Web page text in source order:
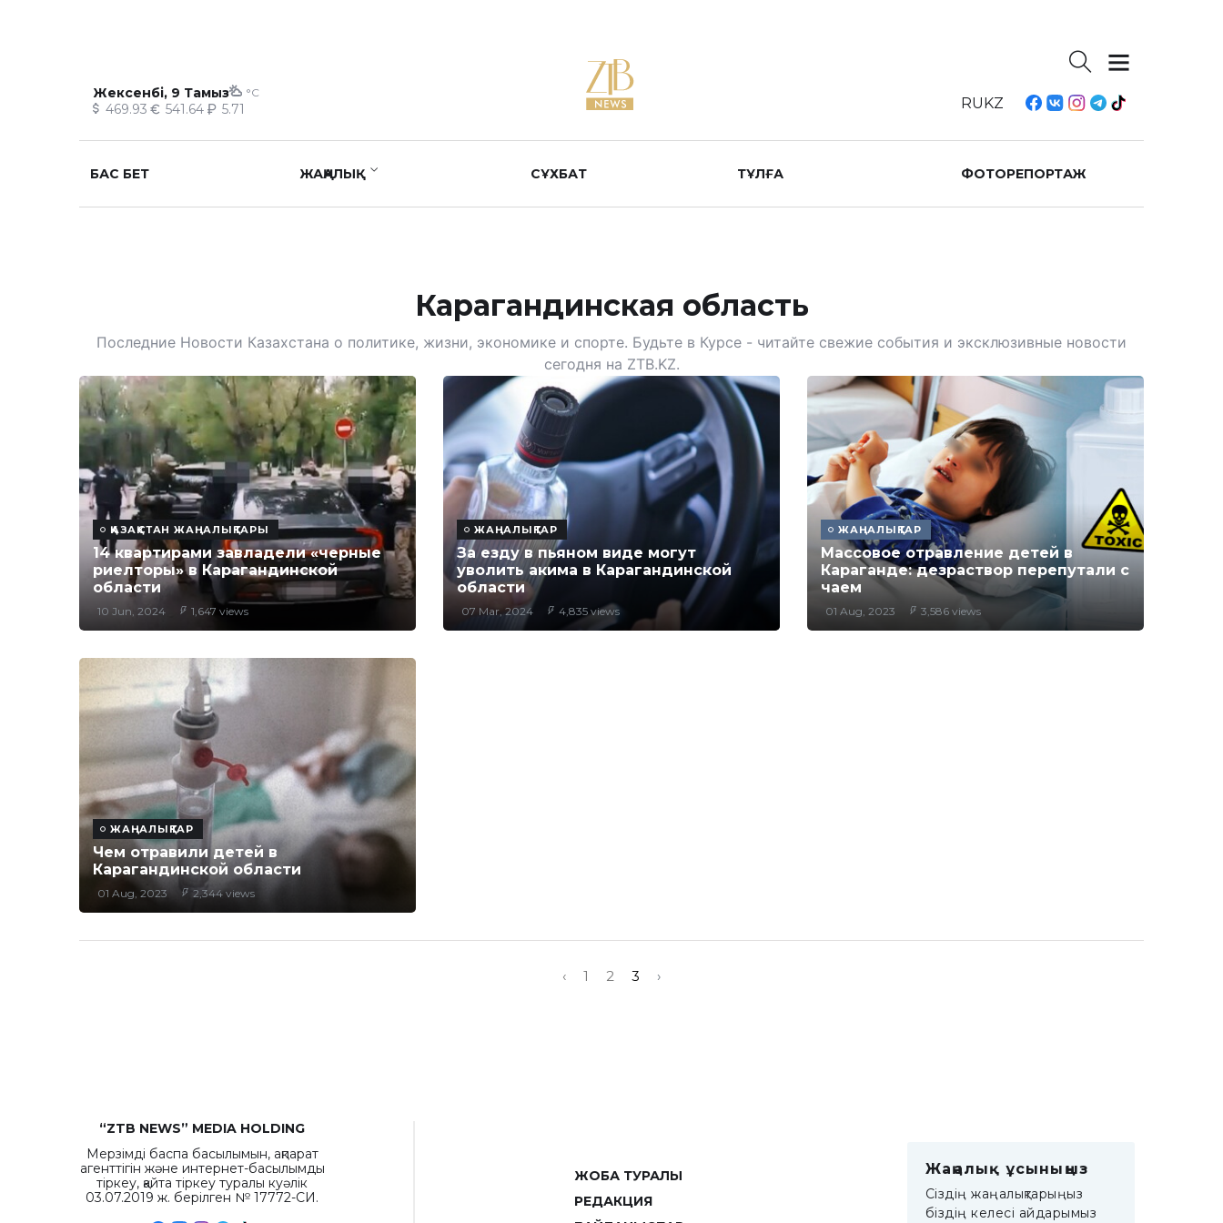
Жексенбі, 9 Тамыз °C
469.93 541.64 5.71 RUKZ
БАС БЕТ ЖАҢАЛЫҚ СҰХБАТ ТҰЛҒА ФОТОРЕПОРТАЖ
Карагандинская область
Последние Новости Казахстана о политике, жизни, экономике и спорте. Будьте в Курсе - читайте свежие события и эксклюзивные новости
сегодня на ZTB.KZ.
ҚАЗАҚСТАН ЖАҢАЛЫҚТАРЫ
14 квартирами завладели «черные
риелторы» в Карагандинской
области
10 Jun, 2024 1,647 views
ЖАҢАЛЫҚТАР
За езду в пьяном виде могут
уволить акима в Карагандинской
области
07 Mar, 2024 4,835 views
ЖАҢАЛЫҚТАР
Массовое отравление детей в
Караганде: дезраствор перепутали с
чаем
01 Aug, 2023 3,586 views
ЖАҢАЛЫҚТАР
Чем отравили детей в
Карагандинской области
01 Aug, 2023 2,344 views
‹ 1 2 3 ›
“ZTB NEWS” MEDIA HOLDING
Мерзімді баспа басылымын, ақпарат
агенттігін және интернет-басылымды
тіркеу, қайта тіркеу туралы куәлік
03.07.2019 ж. берілген № 17772-СИ.
ЖОБА ТУРАЛЫ
РЕДАКЦИЯ
Жаңалық ұсыныңыз
Сіздің жаңалықтарыңыз
біздің келесі айдарымыз